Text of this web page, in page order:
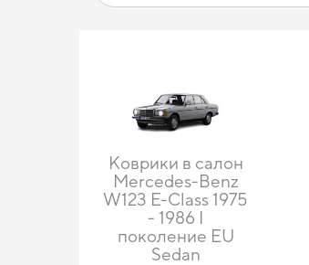
Коврики в салон
Mercedes-Benz
W123 E-Class 1975
- 1986 I
поколение EU
Sedan